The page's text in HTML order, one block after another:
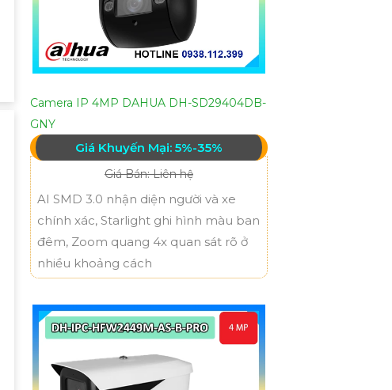
Camera IP 4MP DAHUA DH-SD29404DB-
GNY
Giá Khuyến Mại: 5%-35%
Giá Bán: Liên hệ
AI SMD 3.0 nhận diện người và xe
chính xác, Starlight ghi hình màu ban
đêm, Zoom quang 4x quan sát rõ ở
nhiều khoảng cách